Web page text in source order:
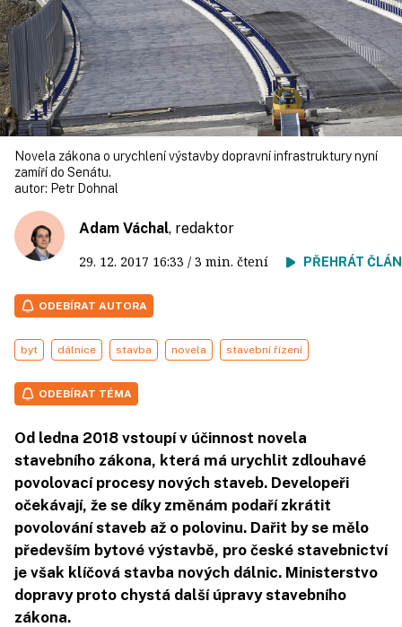
Novela zákona o urychlení výstavby dopravní infrastruktury nyní
zamíří do Senátu.
autor: Petr Dohnal
Adam Váchal, redaktor
29. 12. 2017 16:33 / 3 min. čtení PŘEHRÁT
ODEBÍRAT AUTORA
byt dálnice stavba novela stavební řízení
ODEBÍRAT TÉMA
Od ledna 2018 vstoupí v účinnost novela
stavebního zákona, která má urychlit zdlouhavé
povolovací procesy nových staveb. Developeři
očekávají, že se díky změnám podaří zkrátit
povolování staveb až o polovinu. Dařit by se mělo
především bytové výstavbě, pro české stavebnictví
je však klíčová stavba nových dálnic. Ministerstvo
dopravy proto chystá další úpravy stavebního
zákona.